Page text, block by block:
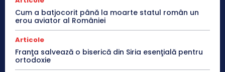
Cum a batjocorit până la moarte statul român un
erou aviator al României
Articole
Franţa salvează o biserică din Siria esenţială pentru
ortodoxie